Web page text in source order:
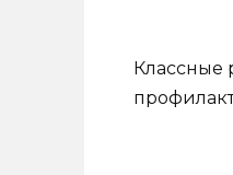
Классные